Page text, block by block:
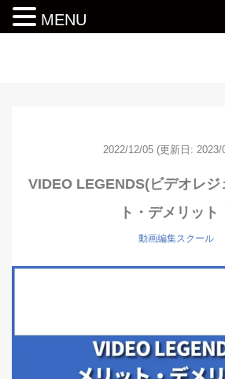
2022/12/05 (更新日: 2023/
VIDEO LEGENDS(ビデオレジ
ト・デメリット
動画編集スクール
MENU